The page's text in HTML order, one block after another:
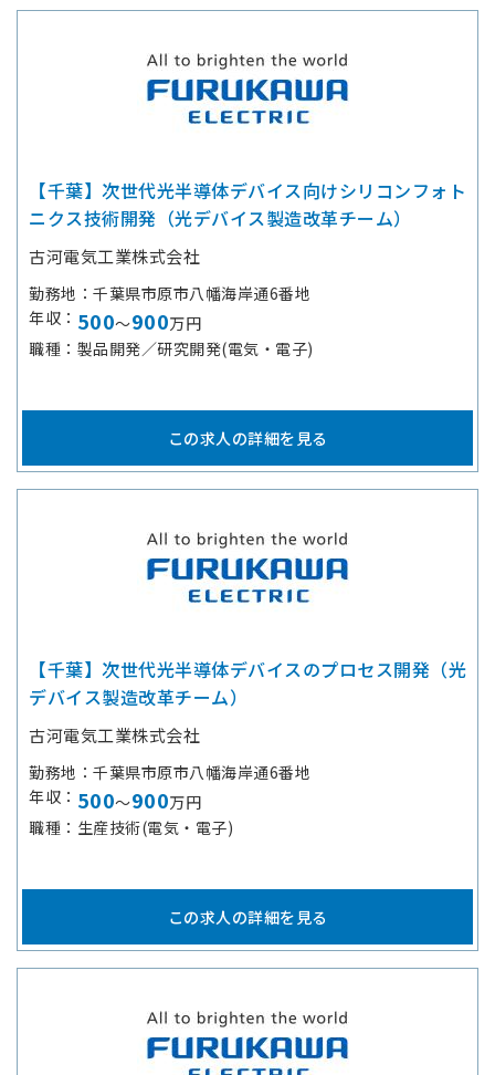
【千葉】次世代光半導体デバイス向けシリコンフォト
ニクス技術開発（光デバイス製造改革チーム）
古河電気工業株式会社
勤務地
千葉県市原市八幡海岸通6番地
年収
500～900万円
職種
製品開発／研究開発(電気・電子)
この求人の詳細を見る
【千葉】次世代光半導体デバイスのプロセス開発（光
デバイス製造改革チーム）
古河電気工業株式会社
勤務地
千葉県市原市八幡海岸通6番地
年収
500～900万円
職種
生産技術(電気・電子)
この求人の詳細を見る